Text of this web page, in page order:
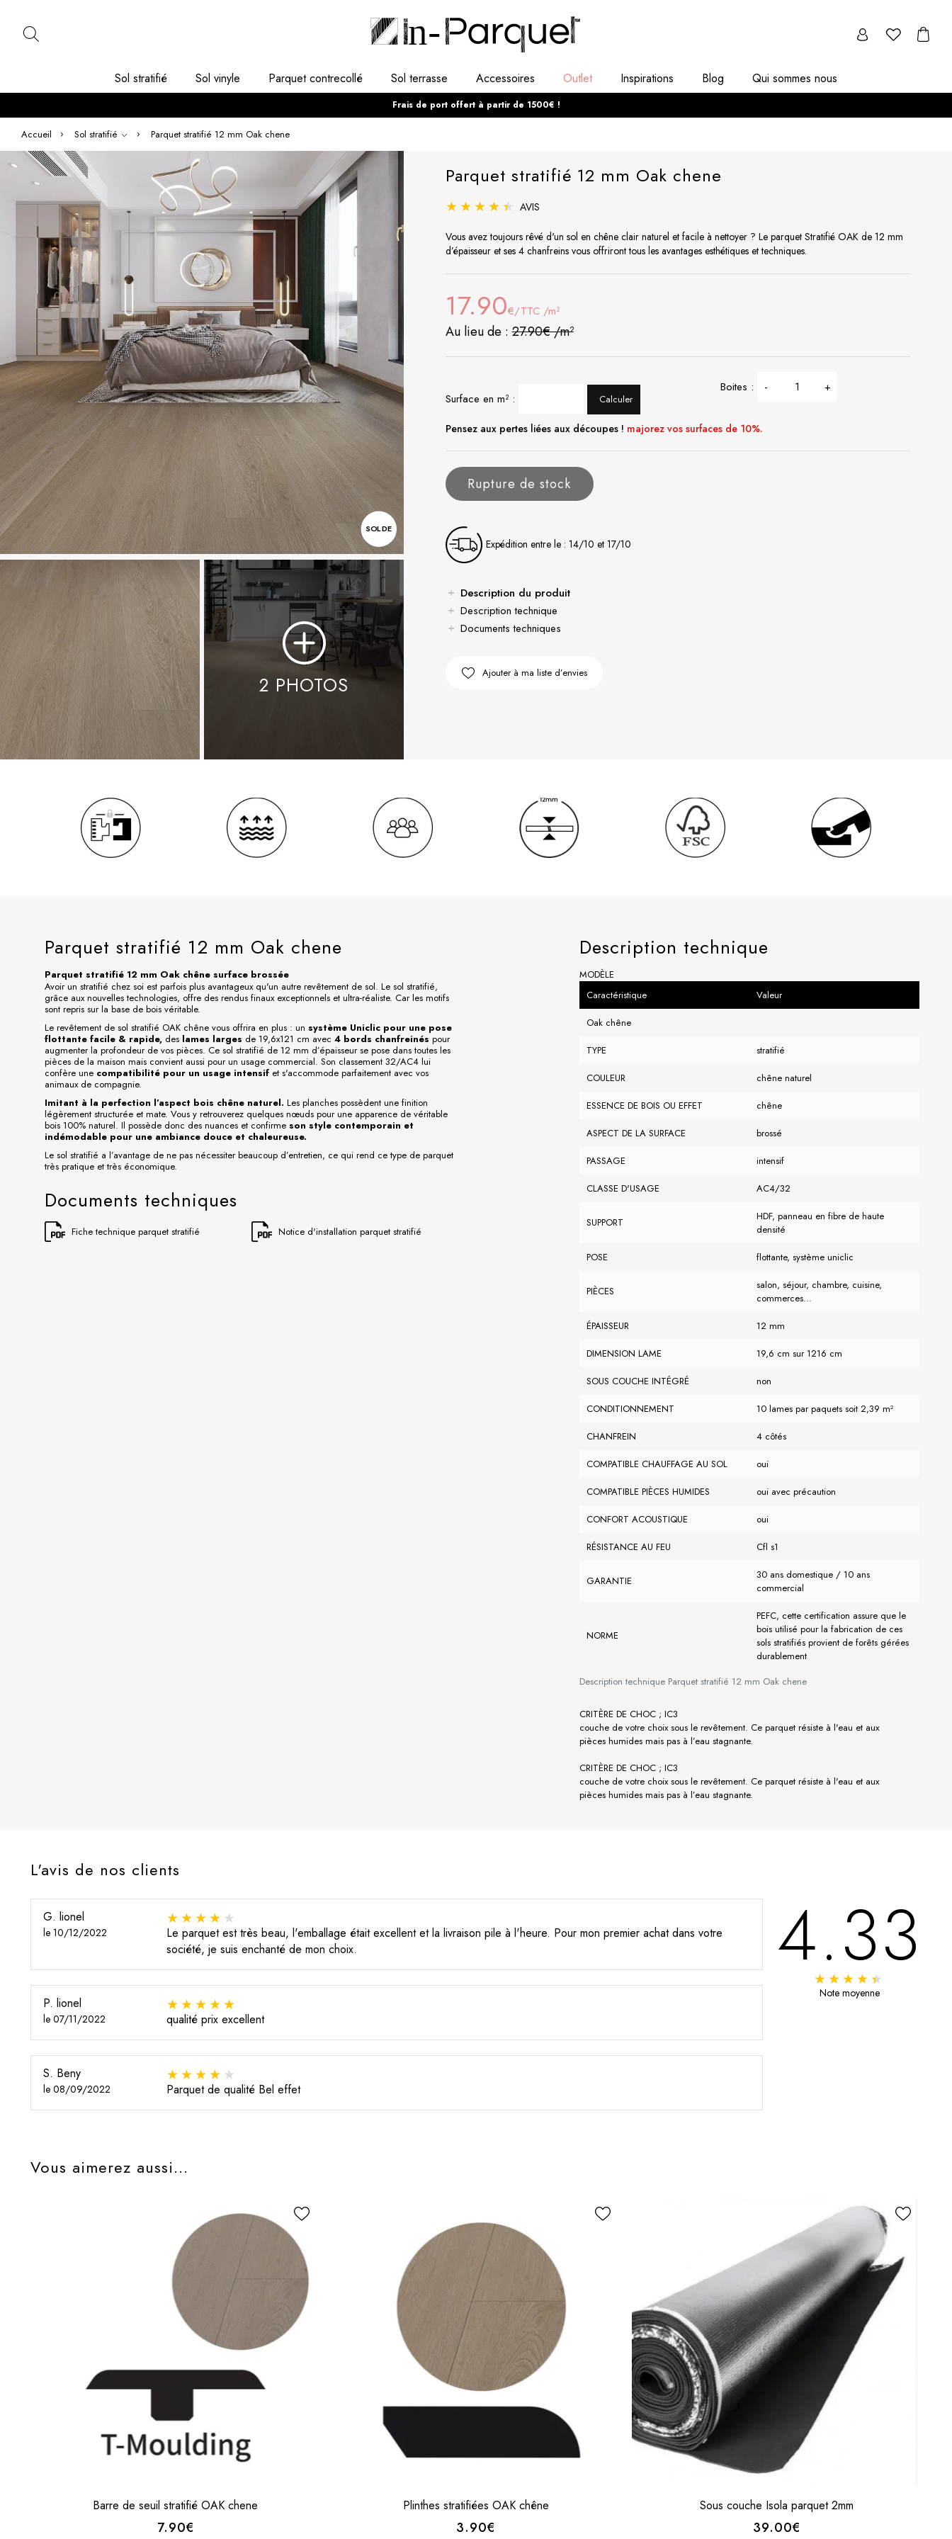
Sol stratifié Sol vinyle Parquet contrecollé Sol terrasse Accessoires outlet Inspirations Blog Qui sommes nous
Frais de port offert à partir de 1500€ !
Accueil Sol stratifié Parquet stratifié 12 mm Oak chene
SOLDE
Parquet stratifié 12 mm Oak chene
AVIS
Vous avez toujours rêvé d'un sol en chêne clair naturel et facile à nettoyer ? Le parquet Stratifié OAK de 12 mm
d’épaisseur et ses 4 chanfreins vous offriront tous les avantages esthétiques et techniques.
17.90€/TTC /m²
Au lieu de :27.90€ /m²
Surface en m² : Calculer
Boites : - +
Pensez aux pertes liées aux découpes ! majorez vos surfaces de 10%.
Rupture de stock
Expédition entre le : 14/10 et 17/10
Description du produit
Description technique
Documents techniques
Ajouter à ma liste d’envies
Parquet stratifié 12 mm Oak chene
Parquet stratifié 12 mm Oak chêne surface brossée
Avoir un stratifié chez soi est parfois plus avantageux qu'un autre revêtement de sol. Le sol stratifié,
grâce aux nouvelles technologies, offre des rendus finaux exceptionnels et ultra-réaliste. Car les motifs
sont repris sur la base de bois véritable.
Le revêtement de sol stratifié OAK chêne vous offrira en plus : un système Uniclic pour une pose
flottante facile & rapide, des lames larges de 19,6x121 cm avec 4 bords chanfreinés pour
augmenter la profondeur de vos pièces. Ce sol stratifié de 12 mm d’épaisseur se pose dans toutes les
pièces de la maison mais convient aussi pour un usage commercial. Son classement 32/AC4 lui
confère une compatibilité pour un usage intensif et s'accommode parfaitement avec vos
animaux de compagnie.
Imitant à la perfection l’aspect bois chêne naturel. Les planches possèdent une finition
légèrement structurée et mate. Vous y retrouverez quelques nœuds pour une apparence de véritable
bois 100% naturel. Il possède donc des nuances et confirme son style contemporain et
indémodable pour une ambiance douce et chaleureuse.
Le sol stratifié a l’avantage de ne pas nécessiter beaucoup d’entretien, ce qui rend ce type de parquet
très pratique et très économique.
Documents techniques
Fiche technique parquet stratifié Notice d'installation parquet stratifié
Description technique
MODÈLE
Description technique Parquet stratifié 12 mm Oak chene
Caractéristique Valeur
Oak chêne
TYPE stratifié
COULEUR chêne naturel
ESSENCE DE BOIS OU EFFET chêne
ASPECT DE LA SURFACE brossé
PASSAGE intensif
CLASSE D'USAGE AC4/32
SUPPORT
HDF, panneau en fibre de haute
densité
POSE flottante, système uniclic
PIÈCES
salon, séjour, chambre, cuisine,
commerces...
ÉPAISSEUR 12 mm
DIMENSION LAME 19,6 cm sur 1216 cm
SOUS COUCHE INTÉGRÉ non
CONDITIONNEMENT 10 lames par paquets soit 2,39 m²
CHANFREIN 4 côtés
COMPATIBLE CHAUFFAGE AU SOL oui
COMPATIBLE PIÈCES HUMIDES oui avec précaution
CONFORT ACOUSTIQUE oui
RÉSISTANCE AU FEU Cfl s1
GARANTIE
30 ans domestique / 10 ans
commercial
NORME
PEFC, cette certification assure que le
bois utilisé pour la fabrication de ces
sols stratifiés provient de forêts gérées
durablement
CRITÈRE DE CHOC ; IC3
couche de votre choix sous le revêtement. Ce parquet résiste à l'eau et aux
pièces humides mais pas à l’eau stagnante.
CRITÈRE DE CHOC ; IC3
couche de votre choix sous le revêtement. Ce parquet résiste à l'eau et aux
pièces humides mais pas à l’eau stagnante.
L'avis de nos clients
G. lionel
le 10/12/2022
Le parquet est très beau, l'emballage était excellent et la livraison pile à l'heure. Pour mon premier achat dans votre
société, je suis enchanté de mon choix.
P. lionel
le 07/11/2022 qualité prix excellent
S. Beny
le 08/09/2022 Parquet de qualité Bel effet
4.33
Note moyenne
Vous aimerez aussi...
Barre de seuil stratifié OAK chene
7.90€
Plinthes stratifiées OAK chêne
3.90€
Sous couche Isola parquet 2mm
39.00€